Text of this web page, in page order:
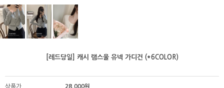
[레드당일] 캐시 램스울 유넥 가디건 (*6COLOR)
상품가 28,000원